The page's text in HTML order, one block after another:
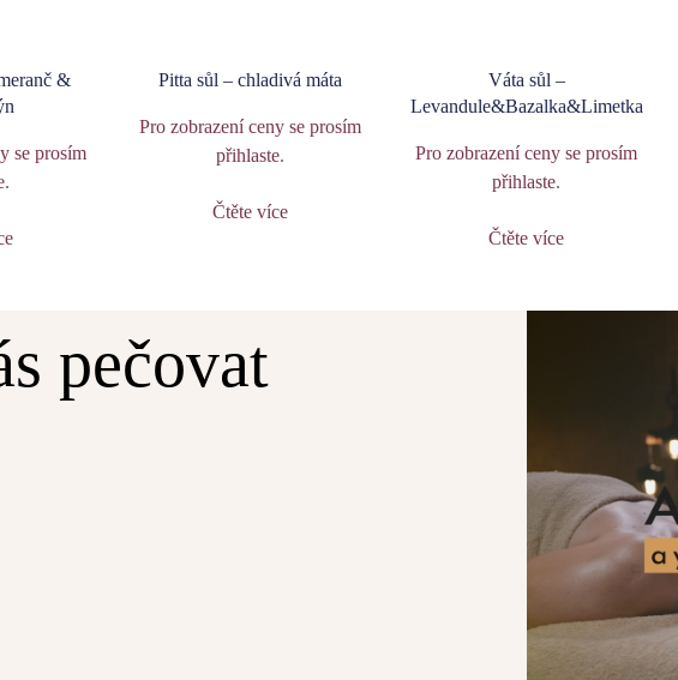
&
se prosím
.
Pitta sůl – chladivá máta
Pro zobrazení ceny se prosím
přihlaste.
Čtěte více
Váta sůl –
Levandule&Bazalka&Limetka
Pro zobrazení ceny se prosím
přihlaste.
Čtěte více
pečovat